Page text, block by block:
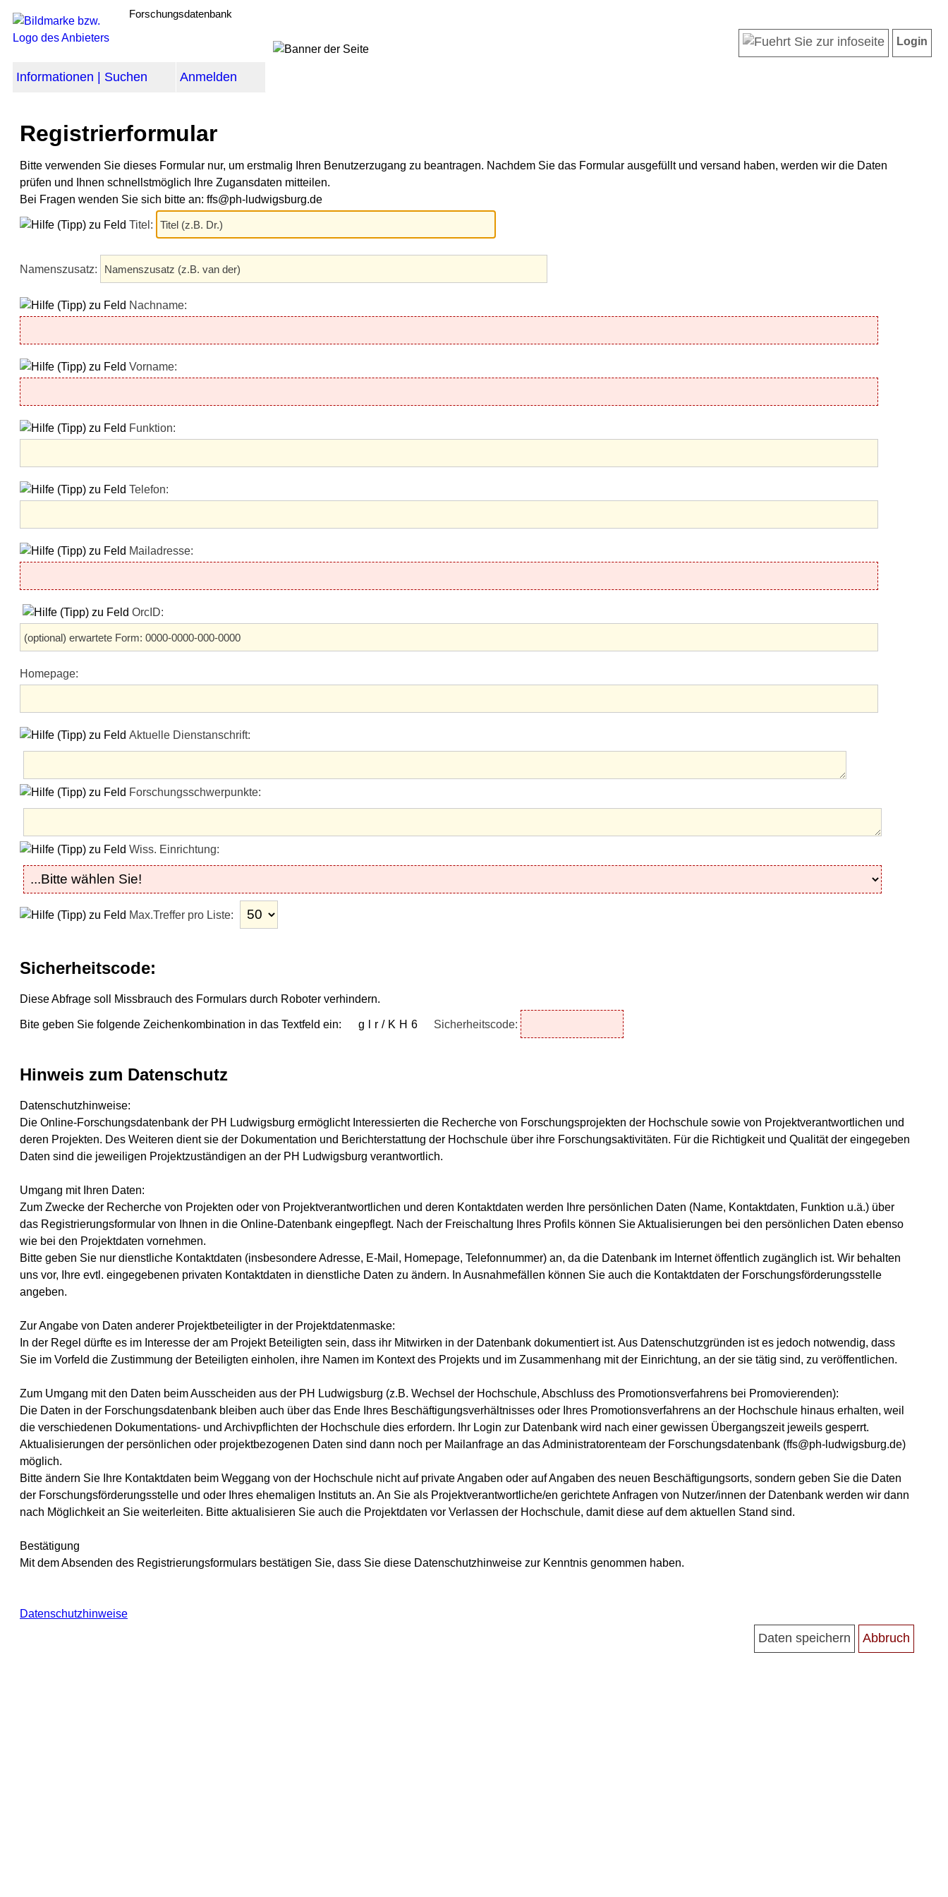
Forschungsdatenbank
Informationen | Suchen Anmelden
Login
Registrierformular
Bitte verwenden Sie dieses Formular nur, um erstmalig Ihren Benutzerzugang zu beantragen. Nachdem Sie das Formular ausgefüllt und versand haben, werden wir die Daten
prüfen und Ihnen schnellstmöglich Ihre Zugansdaten mitteilen.
Bei Fragen wenden Sie sich bitte an: ffs@ph-ludwigsburg.de
Titel:
Namenszusatz:
Nachname:
Vorname:
Funktion:
Telefon:
Mailadresse:
OrcID:
Homepage:
Aktuelle Dienstanschrift:
Forschungsschwerpunkte:
Wiss. Einrichtung:
Max.Treffer pro Liste:
Sicherheitscode:
Diese Abfrage soll Missbrauch des Formulars durch Roboter verhindern.
Bite geben Sie folgende Zeichenkombination in das Textfeld ein: glr/KH6 Sicherheitscode:
Hinweis zum Datenschutz
Datenschutzhinweise:
Die Online-Forschungsdatenbank der PH Ludwigsburg ermöglicht Interessierten die Recherche von Forschungsprojekten der Hochschule sowie von Projektverantwortlichen und
deren Projekten. Des Weiteren dient sie der Dokumentation und Berichterstattung der Hochschule über ihre Forschungsaktivitäten. Für die Richtigkeit und Qualität der eingegeben
Daten sind die jeweiligen Projektzuständigen an der PH Ludwigsburg verantwortlich.
Umgang mit Ihren Daten:
Zum Zwecke der Recherche von Projekten oder von Projektverantwortlichen und deren Kontaktdaten werden Ihre persönlichen Daten (Name, Kontaktdaten, Funktion u.ä.) über
das Registrierungsformular von Ihnen in die Online-Datenbank eingepflegt. Nach der Freischaltung Ihres Profils können Sie Aktualisierungen bei den persönlichen Daten ebenso
wie bei den Projektdaten vornehmen.
Bitte geben Sie nur dienstliche Kontaktdaten (insbesondere Adresse, E-Mail, Homepage, Telefonnummer) an, da die Datenbank im Internet öffentlich zugänglich ist. Wir behalten
uns vor, Ihre evtl. eingegebenen privaten Kontaktdaten in dienstliche Daten zu ändern. In Ausnahmefällen können Sie auch die Kontaktdaten der Forschungsförderungsstelle
angeben.
Zur Angabe von Daten anderer Projektbeteiligter in der Projektdatenmaske:
In der Regel dürfte es im Interesse der am Projekt Beteiligten sein, dass ihr Mitwirken in der Datenbank dokumentiert ist. Aus Datenschutzgründen ist es jedoch notwendig, dass
Sie im Vorfeld die Zustimmung der Beteiligten einholen, ihre Namen im Kontext des Projekts und im Zusammenhang mit der Einrichtung, an der sie tätig sind, zu veröffentlichen.
Zum Umgang mit den Daten beim Ausscheiden aus der PH Ludwigsburg (z.B. Wechsel der Hochschule, Abschluss des Promotionsverfahrens bei Promovierenden):
Die Daten in der Forschungsdatenbank bleiben auch über das Ende Ihres Beschäftigungsverhältnisses oder Ihres Promotionsverfahrens an der Hochschule hinaus erhalten, weil
die verschiedenen Dokumentations- und Archivpflichten der Hochschule dies erfordern. Ihr Login zur Datenbank wird nach einer gewissen Übergangszeit jeweils gesperrt.
Aktualisierungen der persönlichen oder projektbezogenen Daten sind dann noch per Mailanfrage an das Administratorenteam der Forschungsdatenbank (ffs@ph-ludwigsburg.de)
möglich.
Bitte ändern Sie Ihre Kontaktdaten beim Weggang von der Hochschule nicht auf private Angaben oder auf Angaben des neuen Beschäftigungsorts, sondern geben Sie die Daten
der Forschungsförderungsstelle und oder Ihres ehemaligen Instituts an. An Sie als Projektverantwortliche/en gerichtete Anfragen von Nutzer/innen der Datenbank werden wir dann
nach Möglichkeit an Sie weiterleiten. Bitte aktualisieren Sie auch die Projektdaten vor Verlassen der Hochschule, damit diese auf dem aktuellen Stand sind.
Bestätigung
Mit dem Absenden des Registrierungsformulars bestätigen Sie, dass Sie diese Datenschutzhinweise zur Kenntnis genommen haben.
Datenschutzhinweise